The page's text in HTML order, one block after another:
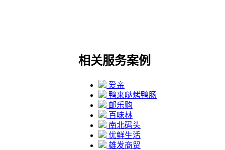
相关服务案例
爱亲
鸭来哒烤鸭肠
邮乐购
百味林
南北码头
优鲜生活
雄发商贸